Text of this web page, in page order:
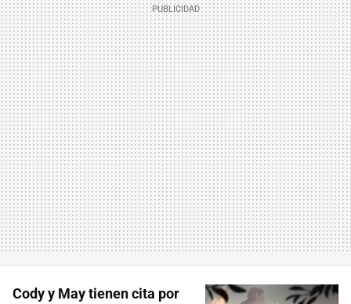
Cody y May tienen cita por